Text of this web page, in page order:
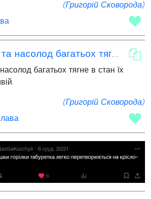
(Григорій Сковорода)
Жадоба слави та насолод багатьох тягне в стан їх природі не властивій
багатьох тягне в стан їх
(Григорій Сковорода)